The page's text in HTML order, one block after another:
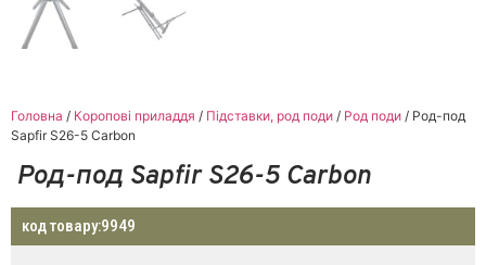
Головна / Коропові приладдя / Підставки, род поди / Род поди / Род-под
Sapfir S26-5 Carbon
Род-под Sapfir S26-5 Carbon
код товару:9949